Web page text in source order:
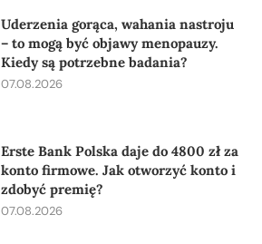
Uderzenia gorąca, wahania nastroju
– to mogą być objawy menopauzy.
Kiedy są potrzebne badania?
07.08.2026
Erste Bank Polska daje do 4800 zł za
konto firmowe. Jak otworzyć konto i
zdobyć premię?
07.08.2026